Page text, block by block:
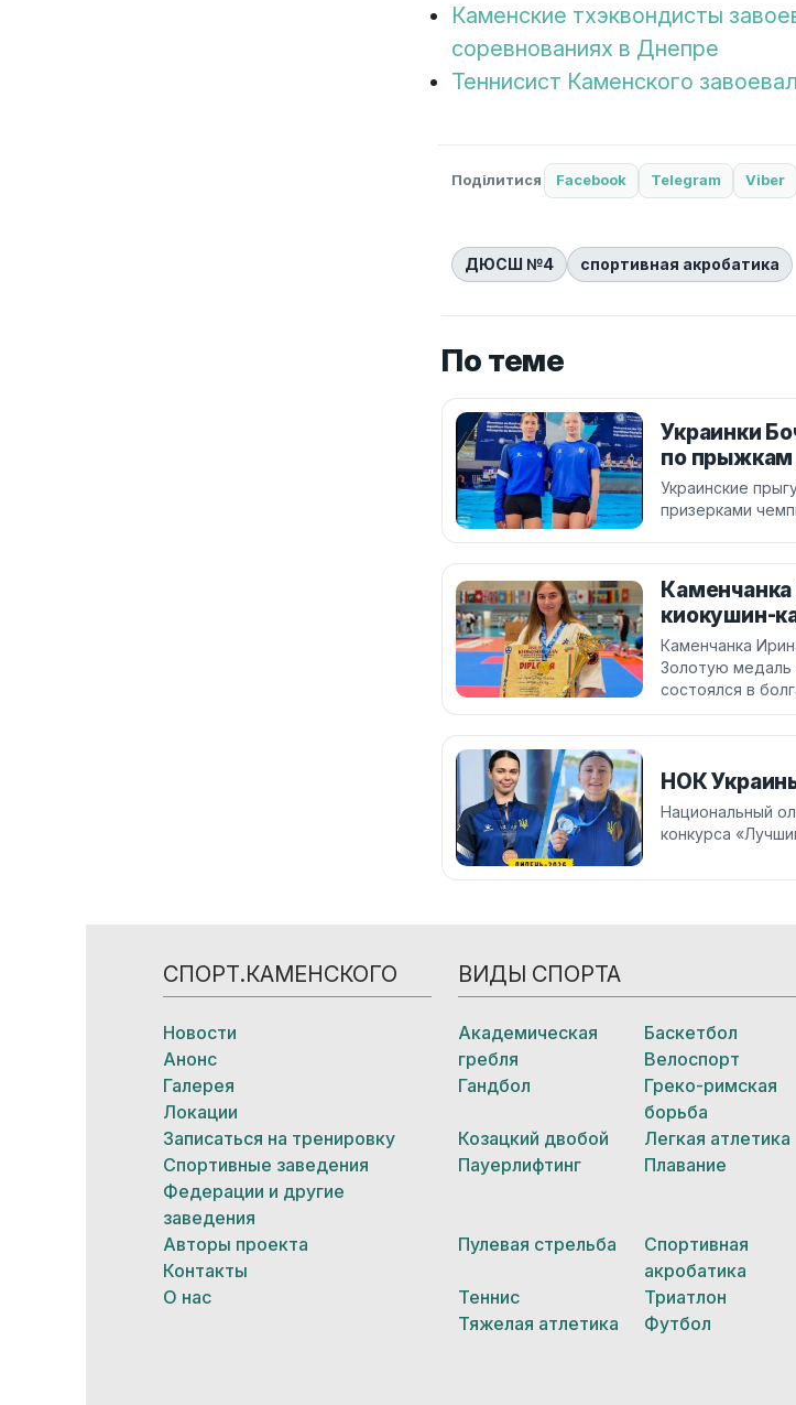
Каменские тхэквондисты
соревнованиях в Днепре
Теннисист Каменского
Поділитися Facebook Telegram Viber
ДЮСШ №4 спортивная акробатика
По теме
Украинки
по прыжкам
Украинские
призерками
киокушин-
Каменчанка
Золотую медаль
состоялся в
НОК
Национальный
конкурса
СПОРТ.КАМЕНСКОГО
Новости
Анонс
Галерея
Локации
Записаться на тренировку
Спортивные заведения
Федерации и другие
заведения
Авторы проекта
Контакты
О нас
ВИДЫ СПОРТА
Академическая
гребля
Баскетбол
Велоспорт
Гандбол
Греко-римская
борьба
Козацкий двобой
Легкая атлетика
Пауерлифтинг
Плавание
Пулевая стрельба
Спортивная
акробатика
Теннис
Триатлон
Тяжелая атлетика
Футбол